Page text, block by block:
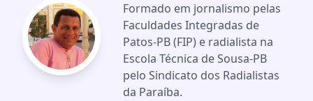
Formado em jornalismo pelas
Faculdades Integradas de
Patos-PB (FIP) e radialista na
Escola Técnica de Sousa-PB
pelo Sindicato dos Radialistas
da Paraíba.